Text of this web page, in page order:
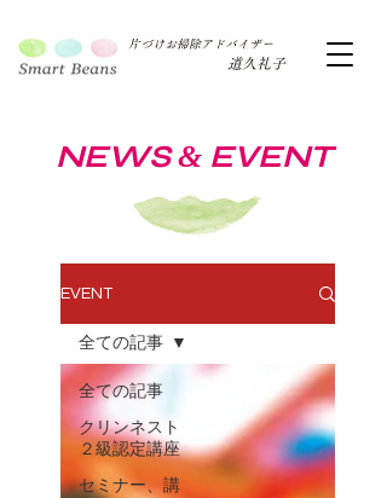
片づけお掃除アドバイザー
道久礼子
NEWS&EVENT
EVENT
全ての記事
クリンネスト
２級認定講座
セミナー、講
全ての記事